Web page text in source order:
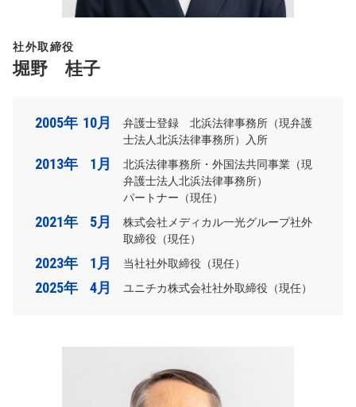
社外取締役
堀野 桂子
2005年 10月
弁護士登録 北浜法律事務所（現弁護
士法人北浜法律事務所）入所
2013年 1月
北浜法律事務所・外国法共同事業（現
弁護士法人北浜法律事務所）
パートナー（現任）
2021年 5月
株式会社メディカル一光グループ社外
取締役（現任）
2023年 1月 当社社外取締役（現任）
2025年 4月 ユニチカ株式会社社外取締役（現任）